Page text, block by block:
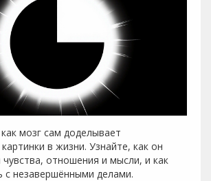
мозг сам доделывает
в жизни. Узнайте, как он
отношения и мысли, и как
с незавершёнными делами.